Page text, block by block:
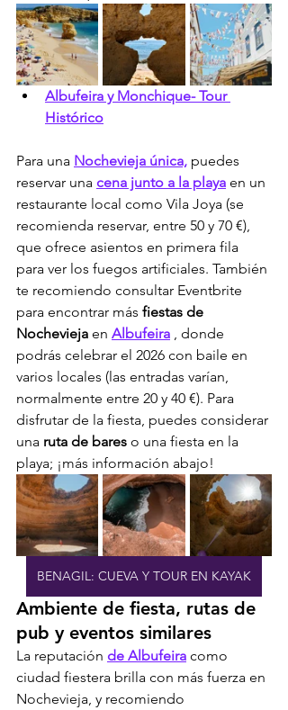
Albufeira y Monchique- Tour
Histórico
Para una Nochevieja única, puedes
reservar una cena junto a la playa en un
restaurante local como Vila Joya (se
recomienda reservar, entre 50 y 70 €),
que ofrece asientos en primera fila
para ver los fuegos artificiales. También
te recomiendo consultar Eventbrite
para encontrar más fiestas de
Nochevieja en Albufeira , donde
podrás celebrar el 2026 con baile en
varios locales (las entradas varían,
normalmente entre 20 y 40 €). Para
disfrutar de la fiesta, puedes considerar
una ruta de bares o una fiesta en la
playa; ¡más información abajo!
BENAGIL: CUEVA Y TOUR EN KAYAK
Ambiente de fiesta, rutas de
pub y eventos similares
La reputación de Albufeira como
ciudad fiestera brilla con más fuerza en
Nochevieja, y recomiendo